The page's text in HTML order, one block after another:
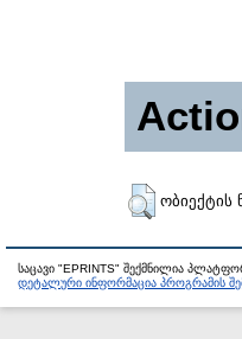
ობიექტის
საცავი "EPRINTS" შექმნილია
დეტალური ინფორმაცია პროგრამის